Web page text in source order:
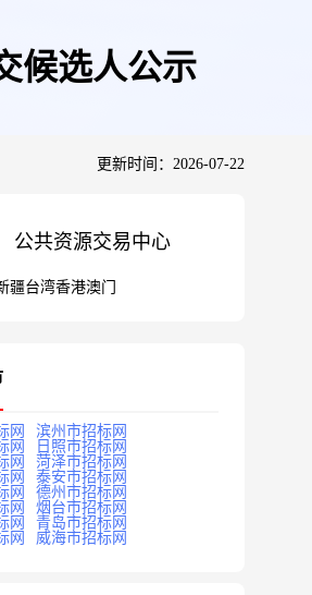
候选人公示
更新时间：2026-07-22
公共资源交易中心
疆台湾香港澳门
网
滨州市招标网
网
日照市招标网
网
菏泽市招标网
网
泰安市招标网
网
德州市招标网
网
烟台市招标网
网
青岛市招标网
网
威海市招标网